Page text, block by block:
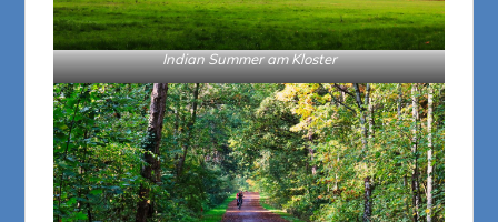
Indian Summer am Kloster